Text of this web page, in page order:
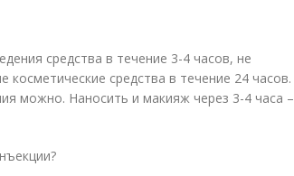
средства в течение 3-4 часов, не
косметические средства в течение 24 часов.
можно. Наносить и макияж через 3-4 часа –